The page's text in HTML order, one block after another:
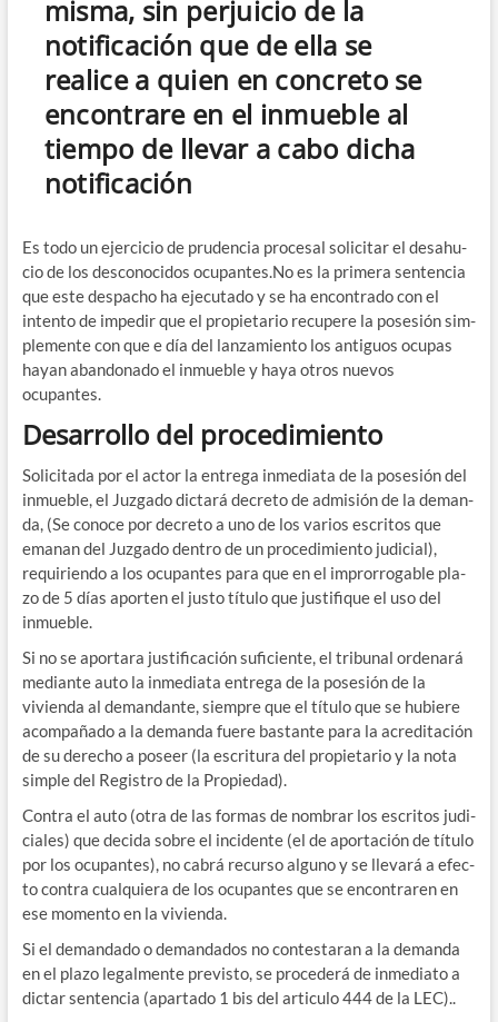
misma, sin perjuicio de la
notificación que de ella se
realice a quien en concreto se
encontrare en el inmueble al
tiempo de llevar a cabo dicha
notificación
Es todo un ejer­ci­cio de pru­den­cia pro­ce­sal soli­ci­tar el desahu­
cio de los des­co­no­ci­dos ocu​pan​tes​.No es la pri­me­ra sen­ten­cia
que este des­pa­cho ha eje­cu­ta­do y se ha encon­tra­do con el
inten­to de impe­dir que el pro­pie­ta­rio recu­pe­re la pose­sión sim­
ple­men­te con que e día del lan­za­mien­to los anti­guos ocu­pas
hayan aban­do­na­do el inmue­ble y haya otros nue­vos
ocupantes.
Desarrollo del procedimiento
Soli­ci­ta­da por el actor la entre­ga inme­dia­ta de la pose­sión del
inmue­ble, el Juz­ga­do dic­ta­rá decre­to de admi­sión de la deman­
da, (Se cono­ce por decre­to a uno de los varios escri­tos que
ema­nan del Juz­ga­do den­tro de un pro­ce­di­mien­to judi­cial),
requi­rien­do a los ocu­pan­tes para que en el impro­rro­ga­ble pla­
zo de 5 días apor­ten el jus­to títu­lo que jus­ti­fi­que el uso del
inmueble.
Si no se apor­ta­ra jus­ti­fi­ca­ción sufi­cien­te, el tri­bu­nal orde­na­rá
median­te auto la inme­dia­ta entre­ga de la pose­sión de la
vivien­da al deman­dan­te, siem­pre que el títu­lo que se hubie­re
acom­pa­ña­do a la deman­da fue­re bas­tan­te para la acre­di­ta­ción
de su dere­cho a poseer (la escri­tu­ra del pro­pie­ta­rio y la nota
sim­ple del Regis­tro de la Propiedad).
Con­tra el auto (otra de las for­mas de nom­brar los escri­tos judi­
cia­les) que deci­da sobre el inci­den­te (el de apor­ta­ción de títu­lo
por los ocu­pan­tes), no cabrá recur­so alguno y se lle­va­rá a efec­
to con­tra cual­quie­ra de los ocu­pan­tes que se encon­tra­ren en
ese momen­to en la vivienda.
Si el deman­da­do o deman­da­dos no con­tes­ta­ran a la deman­da
en el pla­zo legal­men­te pre­vis­to, se pro­ce­de­rá de inme­dia­to a
dic­tar sen­ten­cia (apar­ta­do 1 bis del articu­lo 444 de la LEC)..